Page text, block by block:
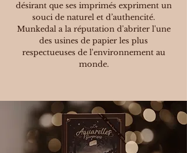
désirant que ses imprimés expriment un
souci de naturel et d’authencité.
Munkedal a la réputation d'abriter l'une
des usines de papier les plus
respectueuses de l'environnement au
monde.